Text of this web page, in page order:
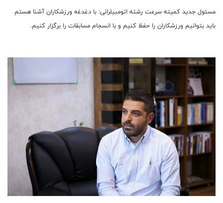
مسئول جدید کمیته سرعت رشته اتومبیلرانی: با دغدغه ورزشکاران آشنا هستم
باید بتوانیم ورزشکاران را حفظ کنیم و با انسجام مسابقات را برگزار کنیم.